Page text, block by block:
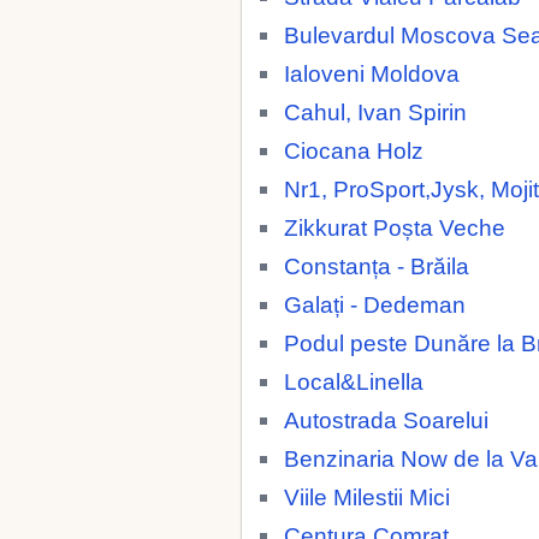
Bulevardul Moscova
Ialoveni Moldova
Cahul, Ivan Spirin
Ciocana Holz
Nr1, ProSport,Jysk,
Zikkurat Poșta Veche
Constanța - Brăila
Galați - Dedeman
Podul peste Dunăre la
Local&Linella
Autostrada Soarelui
Benzinaria Now de la
Viile Milestii Mici